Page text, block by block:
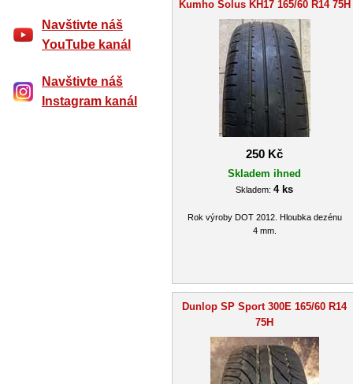
Navštivte náš
YouTube kanál
Navštivte náš
Instagram kanál
Kumho Solus KH17 165/60 R14 75H
250 Kč
Skladem ihned
Skladem: 4 ks
Rok výroby DOT 2012. Hloubka dezénu
4 mm.
Dunlop SP Sport 300E 165/60 R14
75H